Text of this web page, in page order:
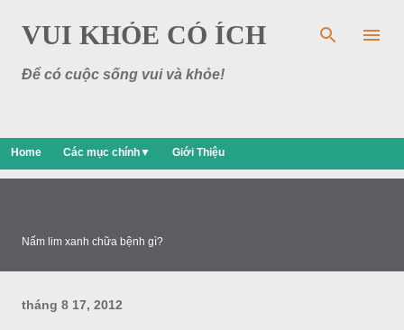
Chuyển đến nội dung chính
VUI KHỎE CÓ ÍCH
Để có cuộc sống vui và khỏe!
Home Các mục chính▼ Giới Thiệu
Nấm lim xanh chữa bệnh gì?
tháng 8 17, 2012